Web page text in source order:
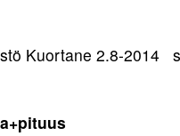
Kuortane 2.8-2014